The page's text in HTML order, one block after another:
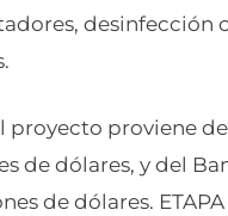
desinfección
proyecto proviene
de dólares, y del
de dólares.